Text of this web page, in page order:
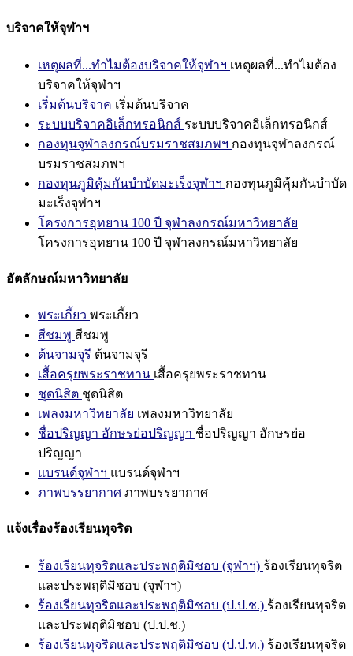
บริจาคให้จุฬาฯ
เหตุผลที่...ทำไมต้องบริจาคให้จุฬาฯ เหตุผลที่...ทำไมต้อง
บริจาคให้จุฬาฯ
เริ่มต้นบริจาค เริ่มต้นบริจาค
ระบบบริจาคอิเล็กทรอนิกส์ ระบบบริจาคอิเล็กทรอนิกส์
กองทุนจุฬาลงกรณ์บรมราชสมภพฯ กองทุนจุฬาลงกรณ์
บรมราชสมภพฯ
กองทุนภูมิคุ้มกันบำบัดมะเร็งจุฬาฯ กองทุนภูมิคุ้มกันบำบัด
มะเร็งจุฬาฯ
โครงการอุทยาน 100 ปี จุฬาลงกรณ์มหาวิทยาลัย
โครงการอุทยาน 100 ปี จุฬาลงกรณ์มหาวิทยาลัย
อัตลักษณ์มหาวิทยาลัย
พระเกี้ยว พระเกี้ยว
สีชมพู สีชมพู
ต้นจามจุรี ต้นจามจุรี
เสื้อครุยพระราชทาน เสื้อครุยพระราชทาน
ชุดนิสิต ชุดนิสิต
เพลงมหาวิทยาลัย เพลงมหาวิทยาลัย
ชื่อปริญญา อักษรย่อปริญญา ชื่อปริญญา อักษรย่อ
ปริญญา
แบรนด์จุฬาฯ แบรนด์จุฬาฯ
ภาพบรรยากาศ ภาพบรรยากาศ
แจ้งเรื่องร้องเรียนทุจริต
ร้องเรียนทุจริตและประพฤติมิชอบ (จุฬาฯ) ร้องเรียนทุจริต
และประพฤติมิชอบ (จุฬาฯ)
ร้องเรียนทุจริตและประพฤติมิชอบ (ป.ป.ช.) ร้องเรียนทุจริต
และประพฤติมิชอบ (ป.ป.ช.)
ร้องเรียนทุจริตและประพฤติมิชอบ (ป.ป.ท.) ร้องเรียนทุจริต